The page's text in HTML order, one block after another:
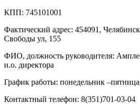
КПП: 745101001
Фактический адрес: 454091,
Свободы ул, 155
ФИО, должность руководителя:
и.о. директора
График работы: понедельник
Контактный телефон: 8(351)701-03-04